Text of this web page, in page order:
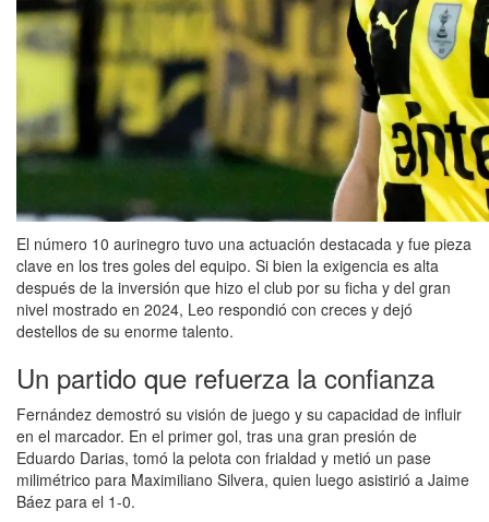
El número 10 aurinegro tuvo una actuación destacada y fue pieza
clave en los tres goles del equipo. Si bien la exigencia es alta
después de la inversión que hizo el club por su ficha y del gran
nivel mostrado en 2024, Leo respondió con creces y dejó
destellos de su enorme talento.
Un partido que refuerza la confianza
Fernández demostró su visión de juego y su capacidad de influir
en el marcador. En el primer gol, tras una gran presión de
Eduardo Darias, tomó la pelota con frialdad y metió un pase
milimétrico para Maximiliano Silvera, quien luego asistirió a Jaime
Báez para el 1-0.